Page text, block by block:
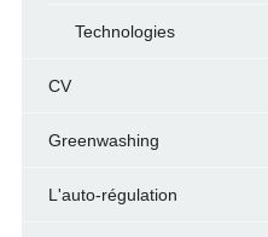
Technologies
CV
Greenwashing
L'auto-régulation